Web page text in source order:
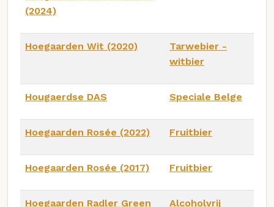
(2024)
Hoegaarden Wit (2020)
Tarwebier -
witbier
Hougaerdse DAS Speciale Belge
Hoegaarden Rosée (2022) Fruitbier
Hoegaarden Rosée (2017) Fruitbier
Hoegaarden Radler Green
Alcoholvrij